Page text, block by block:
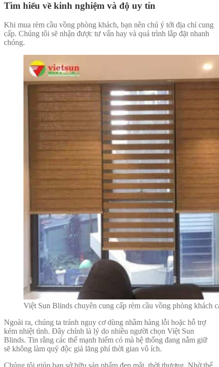
Tìm hiểu về kinh nghiệm và độ uy tín
Khi mua rèm cầu vồng phòng khách, bạn nên chú ý tới địa chỉ cung
cấp. Chúng tôi sẽ nhận được tư vấn hay và quá trình lắp đặt nhanh
chóng.
Việt Sun Blinds chuyên cung cấp rèm cầu vồng phòng khách
Ngoài ra, chúng ta tránh nguy cơ dùng nhầm hàng lỗi hoặc hỗ trợ
kém nhiệt tình. Đây chính là lý do nhiều người chọn Việt Sun
Blinds. Tin rằng các thế mạnh hiếm có mà hệ thống đang nắm giữ
sẽ không làm quý độc giả lãng phí thời gian vô ích.